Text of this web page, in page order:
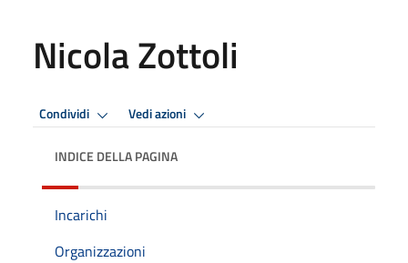
Nicola Zottoli
Condividi Vedi azioni
INDICE DELLA PAGINA
Incarichi
Organizzazioni